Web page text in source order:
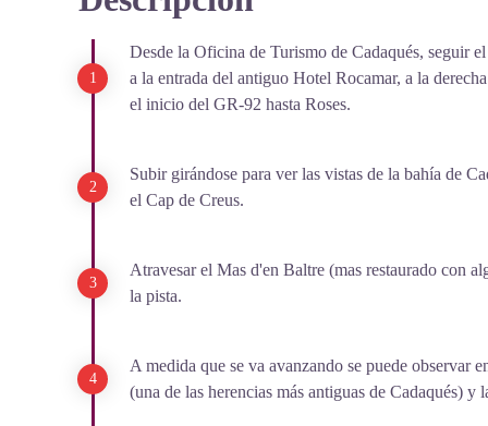
View picture in full screen
Desde la Oficina de Turismo de Cadaqués, seguir
a la entrada del antiguo Hotel Rocamar, a la
el inicio del GR-92 hasta Roses.
Subir girándose para ver las vistas de la bahía de
el Cap de Creus.
Atravesar el Mas d'en Baltre (mas restaurado con
la pista.
A medida que se va avanzando se puede observar
(una de las herencias más antiguas de Cadaqués) y